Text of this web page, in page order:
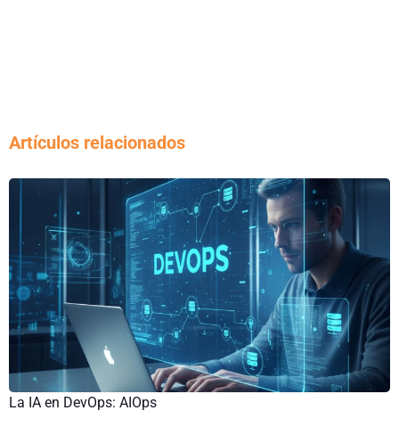
Artículos relacionados
La IA en DevOps: AIOps